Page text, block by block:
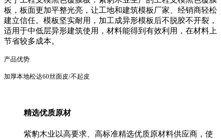
板，板面更加平整光亮，让工地和建筑模板厂家、经销商轻松
建立信任。模板坚实耐用，加工成异形模板后不脱胶不开裂，
适用于中低层异形建筑使用，材料能得到有效利用，在材料上
节省较多成本。
产品优势
加厚本地松达60丝面皮/不起皮
精选优质原材
紫豹木业以高要求、高标准精选优质原材料供应商，使